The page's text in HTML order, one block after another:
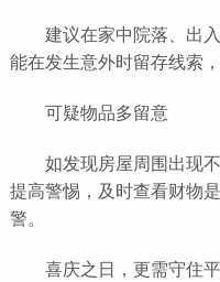
建议在家中院落、出入
能在发生意外时留存线索
可疑物品多留意
如发现房屋周围出现不
提高警惕，及时查看财物
警。
喜庆之日，更需守住平